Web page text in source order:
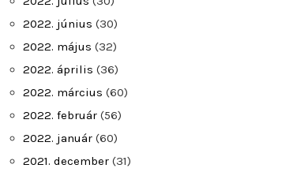
2022. június (30)
2022. május (32)
2022. április (36)
2022. március (60)
2022. február (56)
2022. január (60)
2021. december (31)